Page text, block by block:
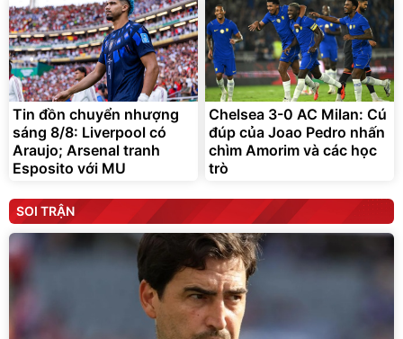
Tin đồn chuyển nhượng
sáng 8/8: Liverpool có
Araujo; Arsenal tranh
Esposito với MU
Chelsea 3-0 AC Milan: Cú
đúp của Joao Pedro nhấn
chìm Amorim và các học
trò
SOI TRẬN